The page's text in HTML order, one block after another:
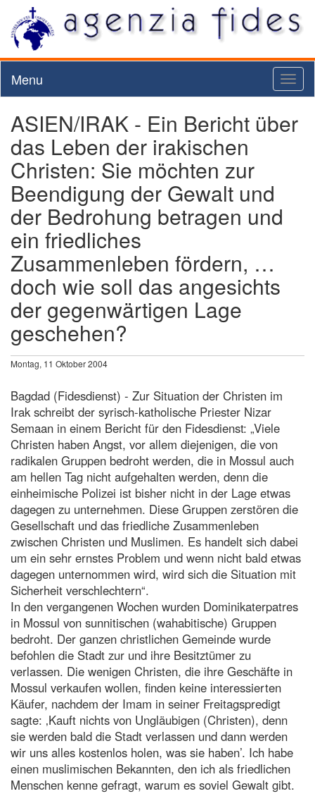
Menu
ASIEN/IRAK - Ein Bericht über
das Leben der irakischen
Christen: Sie möchten zur
Beendigung der Gewalt und
der Bedrohung betragen und
ein friedliches
Zusammenleben fördern, …
doch wie soll das angesichts
der gegenwärtigen Lage
geschehen?
Montag, 11 Oktober 2004
Bagdad (Fidesdienst) - Zur Situation der Christen im
Irak schreibt der syrisch-katholische Priester Nizar
Semaan in einem Bericht für den Fidesdienst: „Viele
Christen haben Angst, vor allem diejenigen, die von
radikalen Gruppen bedroht werden, die in Mossul auch
am hellen Tag nicht aufgehalten werden, denn die
einheimische Polizei ist bisher nicht in der Lage etwas
dagegen zu unternehmen. Diese Gruppen zerstören die
Gesellschaft und das friedliche Zusammenleben
zwischen Christen und Muslimen. Es handelt sich dabei
um ein sehr ernstes Problem und wenn nicht bald etwas
dagegen unternommen wird, wird sich die Situation mit
Sicherheit verschlechtern“.
In den vergangenen Wochen wurden Dominikaterpatres
in Mossul von sunnitischen (wahabitische) Gruppen
bedroht. Der ganzen christlichen Gemeinde wurde
befohlen die Stadt zur und ihre Besitztümer zu
verlassen. Die wenigen Christen, die ihre Geschäfte in
Mossul verkaufen wollen, finden keine interessierten
Käufer, nachdem der Imam in seiner Freitagspredigt
sagte: ‚Kauft nichts von Ungläubigen (Christen), denn
sie werden bald die Stadt verlassen und dann werden
wir uns alles kostenlos holen, was sie haben’. Ich habe
einen muslimischen Bekannten, den ich als friedlichen
Menschen kenne gefragt, warum es soviel Gewalt gibt.